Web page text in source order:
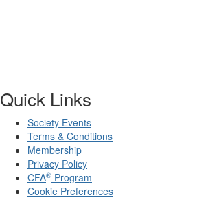
Quick Links
Society Events
Terms & Conditions
Membership
Privacy Policy
CFA® Program
Cookie Preferences